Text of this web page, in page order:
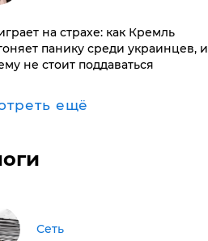
на страхе: как Кремль
панику среди украинцев, и
не стоит поддаваться
ещё
Сеть